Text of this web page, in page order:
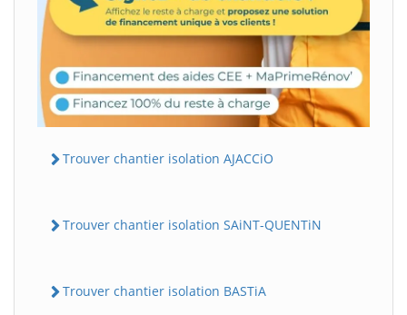
Trouver chantier isolation AJACCiO
Trouver chantier isolation SAiNT-QUENTiN
Trouver chantier isolation BASTiA